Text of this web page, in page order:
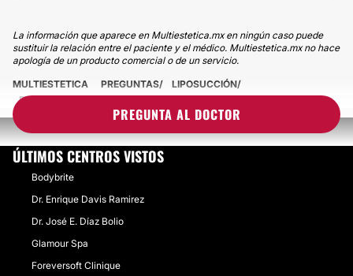
La información que aparece en Multiestetica.mx en ningún caso puede
sustituir la relación entre el paciente y el médico. Multiestetica.mx no hace
apología de un producto comercial o de un servicio.
PREGUNTA AL DOCTOR
MULTIESTETICA PREGUNTAS
LIPOSUCCIÓN
FIBROSIS TRAS MINI LIPO MAL REALIZADA
ÚLTIMOS CENTROS VISTOS
Bodybrite
Dr. Enrique Davis Ramirez
Dr. José E. Díaz Bolio
Glamour Spa
Foreversoft Clinique